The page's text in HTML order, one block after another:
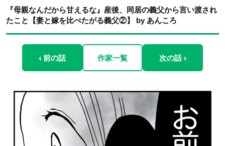
『母親なんだから甘えるな』産後、同居の義父から言い渡され
たこと【妻と嫁を比べたがる義父②】 by あんころ
‹ 前の話 作家一覧 次の話 ›